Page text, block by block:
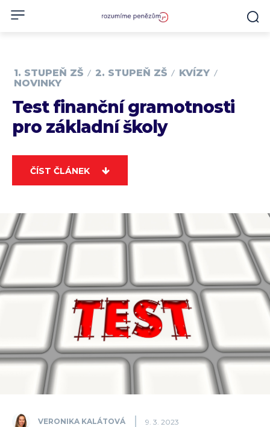
1. STUPEŇ ZŠ 2. STUPEŇ ZŠ
KVÍZY
NOVINKY
Test finanční gramotnosti
pro základní školy
ČÍST ČLÁNEK
VERONIKA KALÁTOVÁ 9. 3. 2023